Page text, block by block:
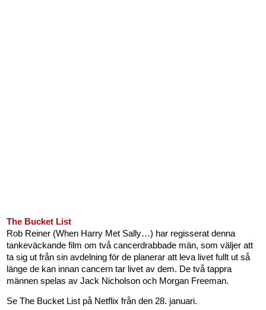
The Bucket List
Rob Reiner (When Harry Met Sally…) har regisserat denna
tankeväckande film om två cancerdrabbade män, som väljer att
ta sig ut från sin avdelning för de planerar att leva livet fullt ut så
länge de kan innan cancern tar livet av dem. De två tappra
männen spelas av Jack Nicholson och Morgan Freeman.
Se The Bucket List på Netflix från den 28. januari.